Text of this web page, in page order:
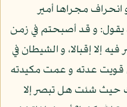
مجراها أمير
يقول: و قد أصبحتم في زمن
فيه إلا إقبالا، و الشيطان في
قويت عدته و عمت مكيدته
حيث شئت هل تبصر إلا